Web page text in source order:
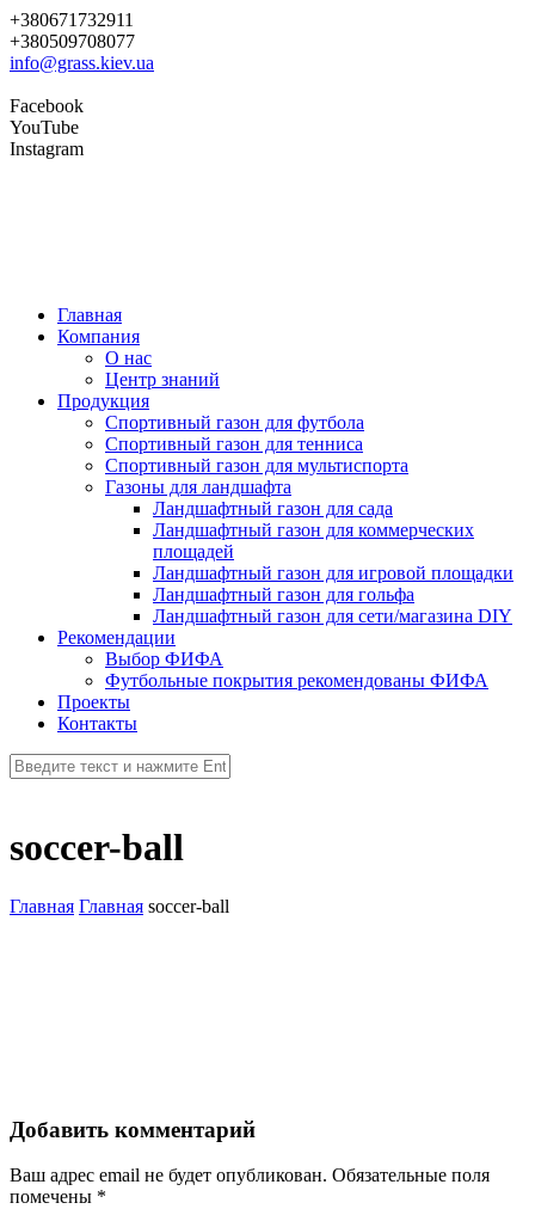
+380671732911
+380509708077
info@grass.kiev.ua
Facebook
YouTube
Instagram
Главная
Компания
О нас
Центр знаний
Продукция
Cпортивный газон для футбола
Cпортивный газон для тенниса
Cпортивный газон для мультиспорта
Газоны для ландшафта
Ландшафтный газон для сада
Ландшафтный газон для коммерческих
площадей
Ландшафтный газон для игровой площадки
Ландшафтный газон для гольфа
Ландшафтный газон для сети/магазина DIY
Рекомендации
Выбор ФИФА
Футбольные покрытия рекомендованы ФИФА
Проекты
Контакты
soccer-ball
Главная Главная soccer-ball
Добавить комментарий
Ваш адрес email не будет опубликован. Обязательные поля
помечены *